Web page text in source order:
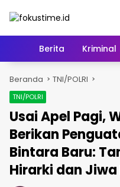
HomeBerita Kriminal
Beranda TNI/POLRI
TNI/POLRI
Usai Apel Pagi,
Berikan
Bintara Baru:
Hirarki dan